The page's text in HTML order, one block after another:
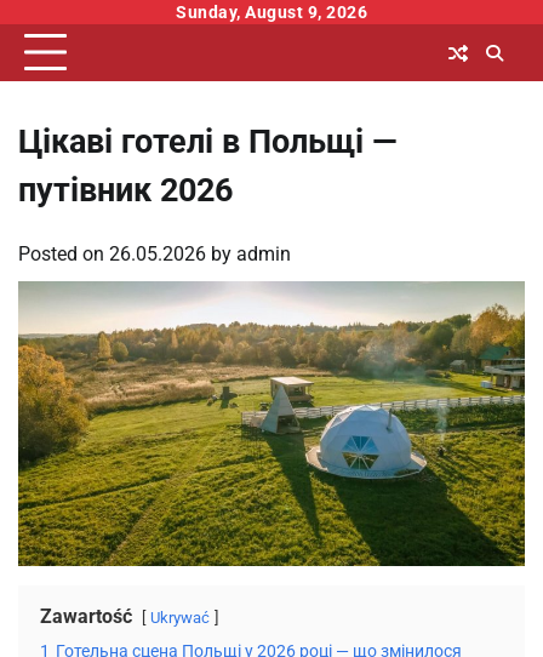
content
Sunday, August 9, 2026
Цікаві готелі в Польщі —
путівник 2026
Posted on 26.05.2026 by admin
Zawartość Ukrywać
1 Готельна сцена Польщі у 2026 році — що змінилося